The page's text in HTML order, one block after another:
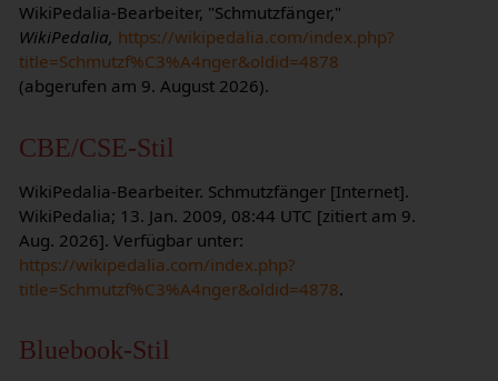
WikiPedalia-Bearbeiter, "Schmutzfänger,"
WikiPedalia, https://wikipedalia.com/index.php?
title=Schmutzf%C3%A4nger&oldid=4878
(abgerufen am 9. August 2026).
CBE/CSE-Stil
WikiPedalia-Bearbeiter. Schmutzfänger [Internet].
WikiPedalia; 13. Jan. 2009, 08:44 UTC [zitiert am 9.
Aug. 2026]. Verfügbar unter:
https://wikipedalia.com/index.php?
title=Schmutzf%C3%A4nger&oldid=4878.
Bluebook-Stil